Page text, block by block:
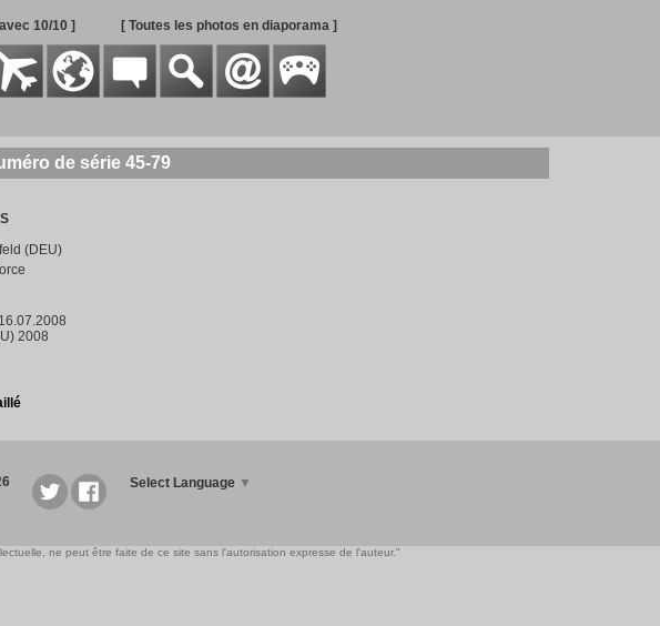
10/10 ] [ Toutes les photos en diaporama ]
de série 45-79
(DEU)
16.07.2008
2008
Select Language ▼
ne peut être faite de ce site sans l'autorisation expresse de l'auteur."